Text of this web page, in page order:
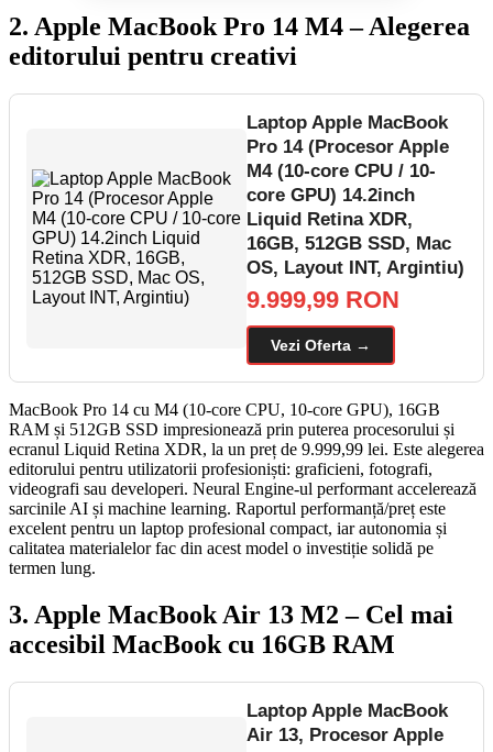
2. Apple MacBook Pro 14 M4 – Alegerea
editorului pentru creativi
Laptop Apple MacBook
Pro 14 (Procesor Apple
M4 (10-core CPU / 10-
core GPU) 14.2inch
Liquid Retina XDR,
16GB, 512GB SSD, Mac
OS, Layout INT, Argintiu)
9.999,99 RON
Vezi Oferta →
MacBook Pro 14 cu M4 (10-core CPU, 10-core GPU), 16GB
RAM și 512GB SSD impresionează prin puterea procesorului și
ecranul Liquid Retina XDR, la un preț de 9.999,99 lei. Este alegerea
editorului pentru utilizatorii profesioniști: graficieni, fotografi,
videografi sau developeri. Neural Engine-ul performant accelerează
sarcinile AI și machine learning. Raportul performanță/preț este
excelent pentru un laptop profesional compact, iar autonomia și
calitatea materialelor fac din acest model o investiție solidă pe
termen lung.
3. Apple MacBook Air 13 M2 – Cel mai
accesibil MacBook cu 16GB RAM
Laptop Apple MacBook
Air 13, Procesor Apple